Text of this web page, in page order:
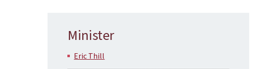
Minister
Eric Thill